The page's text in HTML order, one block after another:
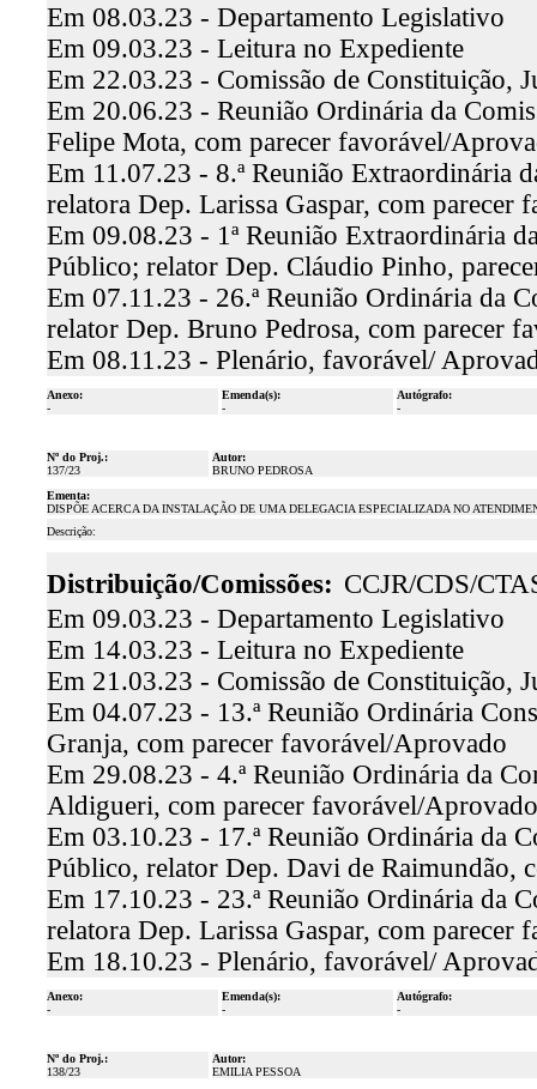
Em 08.03.23 - Departamento Legislativo
Em 09.03.23 - Leitura no Expediente
Em 22.03.23 - Comissão de Constituição,
Em 20.06.23 - Reunião Ordinária da
Felipe Mota, com parecer favorável/
Em 11.07.23 - 8.ª Reunião Extraordinária
relatora Dep. Larissa Gaspar, com parecer
Em 09.08.23 - 1ª Reunião Extraordinária
Público; relator Dep. Cláudio Pinho,
Em 07.11.23 - 26.ª Reunião Ordinária da
relator Dep. Bruno Pedrosa, com parecer
Em 08.11.23 - Plenário, favorável/
Anexo:
-
Emenda(s):
-
Autógrafo:
-
Nº do Proj.:
137/23
Autor:
BRUNO PEDROSA
Ementa:
DISPÕE ACERCA DA INSTALAÇÃO DE UMA DELEGACIA ESPECIALIZADA NO
Descrição:
Distribuição/Comissões: CCJR/CDS/
Em 09.03.23 - Departamento Legislativo
Em 14.03.23 - Leitura no Expediente
Em 21.03.23 - Comissão de Constituição,
Em 04.07.23 - 13.ª Reunião Ordinária
Granja, com parecer favorável/Aprovado
Em 29.08.23 - 4.ª Reunião Ordinária da
Aldigueri, com parecer favorável/Aprovado
Em 03.10.23 - 17.ª Reunião Ordinária da
Público, relator Dep. Davi de Raimundão,
Em 17.10.23 - 23.ª Reunião Ordinária da
relatora Dep. Larissa Gaspar, com parecer
Em 18.10.23 - Plenário, favorável/
Anexo:
-
Emenda(s):
-
Autógrafo:
-
Nº do Proj.:
138/23
Autor:
EMILIA PESSOA